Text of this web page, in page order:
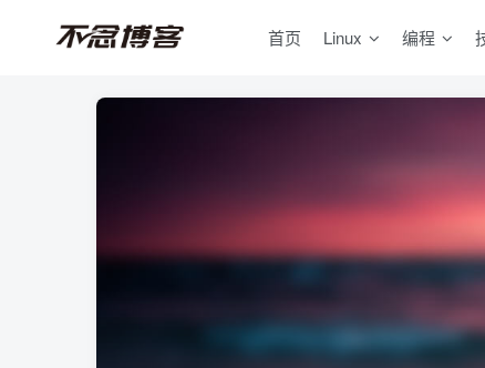
首页 Linux 编程